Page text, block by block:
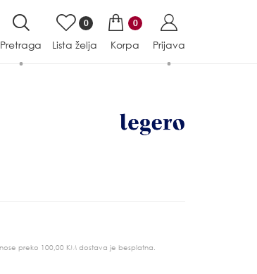
Pretraga
0
Lista želja
0
Korpa Prijava
preko 100,00 KM dostava je besplatna.